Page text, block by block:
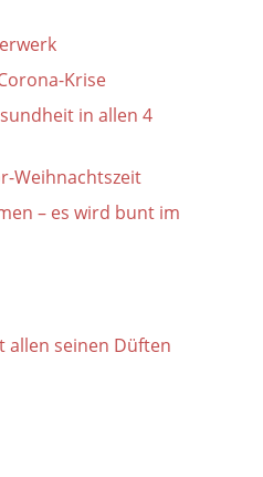
Krise
in allen 4
Weihnachtszeit
– es wird bunt im
allen seinen Düften